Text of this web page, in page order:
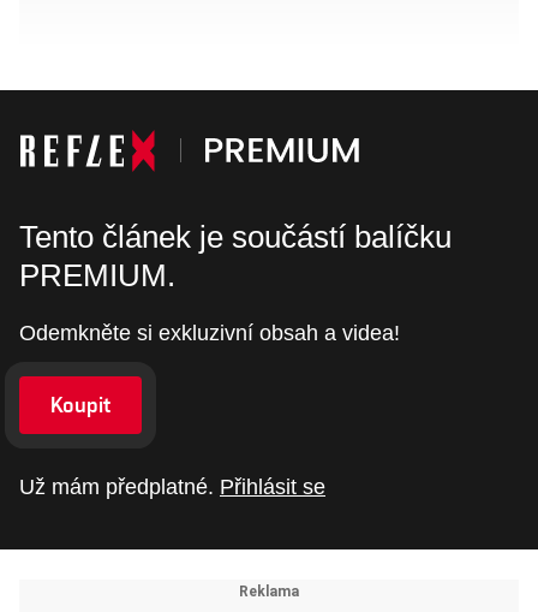
Tento článek je součástí balíčku
PREMIUM.
Odemkněte si exkluzivní obsah a videa!
Koupit
Už mám předplatné. Přihlásit se